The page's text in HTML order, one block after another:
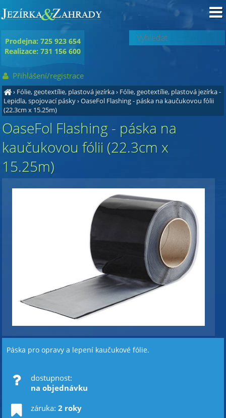
› Fólie, geotextílie, plastová jezírka› Fólie, geotextílie, plastová jezírka -
Lepidla, spojovací pásky›OaseFol Flashing - páska na kaučukovou fólii
(22.3cm x 15.25m)
OaseFol Flashing - páska na
kaučukovou fólii (22.3cm x
15.25m)
Páska pro opravy a lepení kaučukové fólie.
dostupnost:
na objednávku
záruka: 2 roky
Prodejna: 725 923 654
Realizace: 731 156 600
Přihlášení/registrace